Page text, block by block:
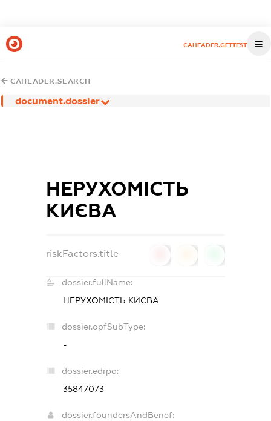
CAHEADER.GETTEST
CAHEADER.SEARCH
document.dossier
НЕРУХОМІСТЬ
КИЄВА
riskFactors.title
dossier.fullName:
НЕРУХОМІСТЬ КИЄВА
dossier.opfSubType:
-
dossier.edrpo:
35847073
dossier.foundersAndBenef: